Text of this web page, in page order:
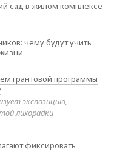
сад в жилом комплексе
чему будут учить
грантовой программы
экспозицию,
лихорадки
фиксировать